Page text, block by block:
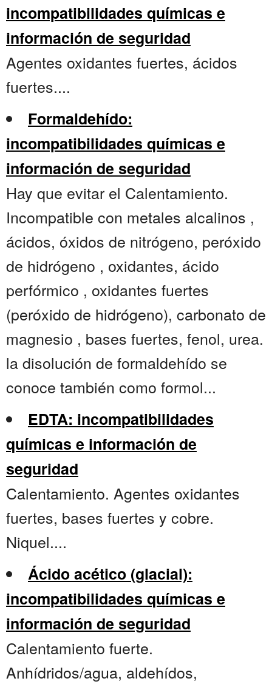
incompatibilidades químicas e
información de seguridad
Agentes oxidantes fuertes, ácidos
fuertes....
Formaldehído:
incompatibilidades químicas e
información de seguridad
Hay que evitar el Calentamiento.
Incompatible con metales alcalinos ,
ácidos, óxidos de nitrógeno, peróxido
de hidrógeno , oxidantes, ácido
perfórmico , oxidantes fuertes
(peróxido de hidrógeno), carbonato de
magnesio , bases fuertes, fenol, urea.
la disolución de formaldehído se
conoce también como formol...
EDTA: incompatibilidades
químicas e información de
seguridad
Calentamiento. Agentes oxidantes
fuertes, bases fuertes y cobre.
Niquel....
Ácido acético (glacial):
incompatibilidades químicas e
información de seguridad
Calentamiento fuerte.
Anhídridos/agua, aldehídos,